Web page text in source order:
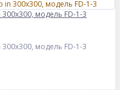
модель FD-1-3
модель FD-1-3